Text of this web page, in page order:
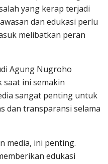
yang kerap terjadi
dan edukasi perlu
melibatkan peran
Agung Nugroho
ini semakin
sangat penting untuk
dan transparansi selama
media, ini penting.
edukasi